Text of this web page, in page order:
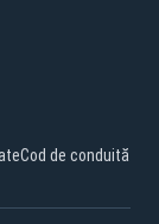
Cod de conduită